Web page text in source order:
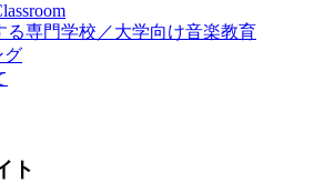
る専門学校／大学向け音楽教育
グ
ト